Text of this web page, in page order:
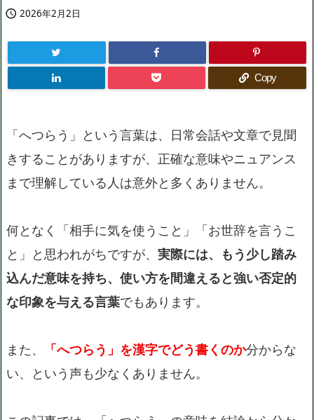
 2026年2月2日
Copy
「へつらう」という言葉は、日常会話や文章で見聞
きすることがありますが、正確な意味やニュアンス
まで理解している人は意外と多くありません。
何となく「相手に気を使うこと」「お世辞を言うこ
と」と思われがちですが、 実際には、もう少し踏み
込んだ意味を持ち、使い方を間違えると強い否定的
な印象を与える言葉でもあります。
また、 「へつらう」を漢字でどう書くのか分からな
い、という声も少なくありません。